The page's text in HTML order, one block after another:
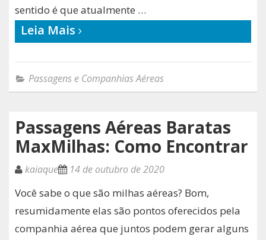
sentido é que atualmente …
Leia Mais
Passagens e Companhias Aéreas
Passagens Aéreas Baratas
MaxMilhas: Como Encontrar
kaiaque 14 de outubro de 2020
Você sabe o que são milhas aéreas? Bom,
resumidamente elas são pontos oferecidos pela
companhia aérea que juntos podem gerar alguns